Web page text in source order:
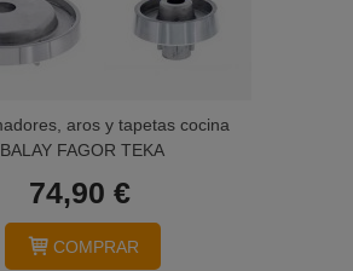
aros y tapetas cocina
BALAY FAGOR TEKA
74,90 €
COMPRAR